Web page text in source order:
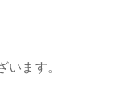
います。